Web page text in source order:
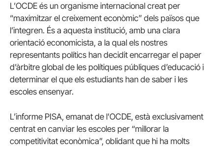
L’OCDE és un organisme internacional creat per
“maximitzar el creixement econòmic” dels països que
l’integren. És a aquesta institució, amb una clara
orientació economicista, a la qual els nostres
representants polítics han decidit encarregar el paper
d’àrbitre global de les polítiques públiques d’educació i
determinar el que els estudiants han de saber i les
escoles ensenyar.
L’informe PISA, emanat de l’OCDE, està exclusivament
centrat en canviar les escoles per “millorar la
competitivitat econòmica”, oblidant que hi ha molts